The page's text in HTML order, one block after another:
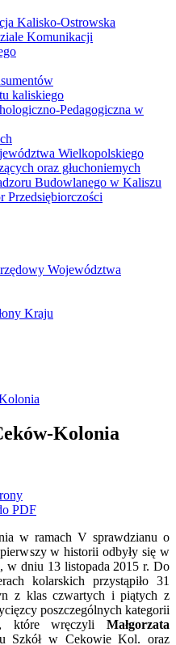
Kolonia
PDF
w ramach V sprawdzianu o
w historii odbyły się w
w dniu 13 listopada 2015 r. Do
kolarskich przystąpiło 31
z klas czwartych i piątych z
poszczególnych kategorii
które wręczyli Małgorzata
Szkół w Cekowie Kol. oraz